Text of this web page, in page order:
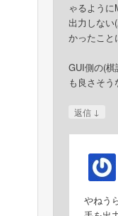
ゃるように
出力しない
かったこと
GUI側の(
も良さそう
返信 ↓
やねう